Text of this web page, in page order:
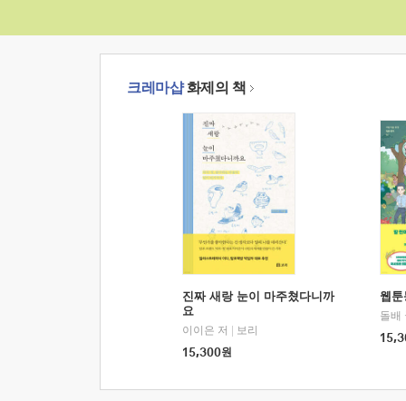
크레마샵화제의 책
진짜 새랑 눈이 마주쳤다니까
요
이이은 저
보리
15,300원
웹
돌배